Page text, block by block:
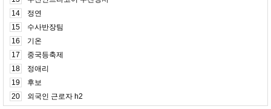
14
정연
15
수사반장팀
16
기온
17
중국등축제
18
정애리
19
후보
20
외국인 근로자 h2